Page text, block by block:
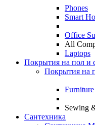
Phones
Smart
Office
All
Laptops
Покрытия на пол и
Покрытия на
Furniture
Sewing
Сантехника